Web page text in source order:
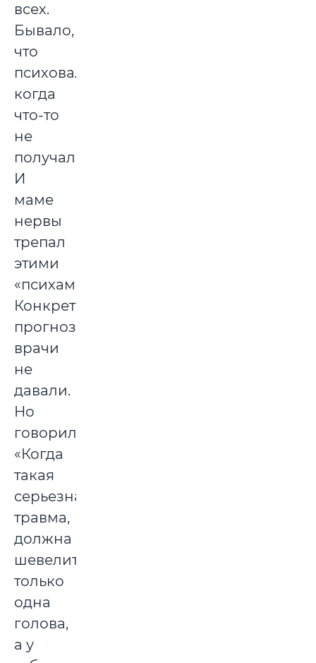
всех.
Бывало,
что
психовал,
когда
что-то
не
получалось.
И
маме
нервы
трепал
этими
«психами».
Конкретных
прогнозов
врачи
не
давали.
Но
говорили:
«Когда
такая
серьезная
травма,
должна
шевелиться
только
одна
голова,
а у